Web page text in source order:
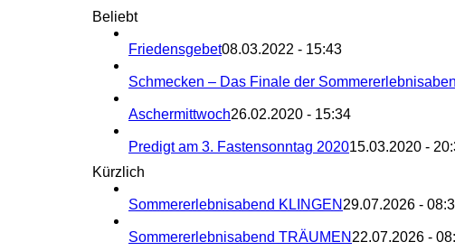
Beliebt
Friedensgebet08.03.2022 - 15:43
Schmecken – Das Finale der
Aschermittwoch26.02.2020 - 15:34
Predigt am 3. Fastensonntag 202015.03.2020 -
Kürzlich
Sommererlebnisabend KLINGEN 29.07.2026 -
Sommererlebnisabend TRÄUMEN 22.07.2026 -